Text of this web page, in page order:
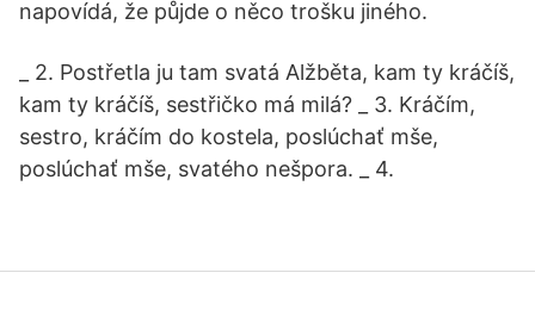
napovídá, že půjde o něco trošku jiného.
_ 2. Postřetla ju tam svatá Alžběta, kam ty kráčíš,
kam ty kráčíš, sestřičko má milá? _ 3. Kráčím,
sestro, kráčím do kostela, poslúchať mše,
poslúchať mše, svatého nešpora. _ 4.